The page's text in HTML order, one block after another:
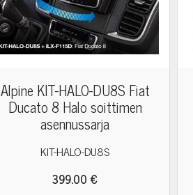
Alpine KIT-HALO-DU8S Fiat
Ducato 8 Halo soittimen
asennussarja
KIT-HALO-DU8S
399.00 €